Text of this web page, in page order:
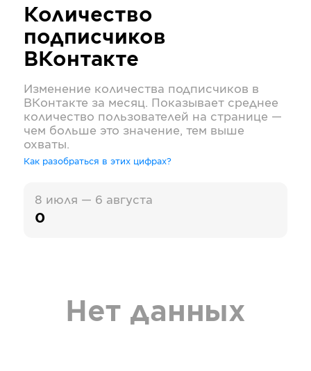
Количество
подписчиков
ВКонтакте
Изменение количества подписчиков в
ВКонтакте за месяц. Показывает среднее
количество пользователей на странице —
чем больше это значение, тем выше
охваты.
Как разобраться в этих цифрах?
8 июля — 6 августа
0
Нет данных